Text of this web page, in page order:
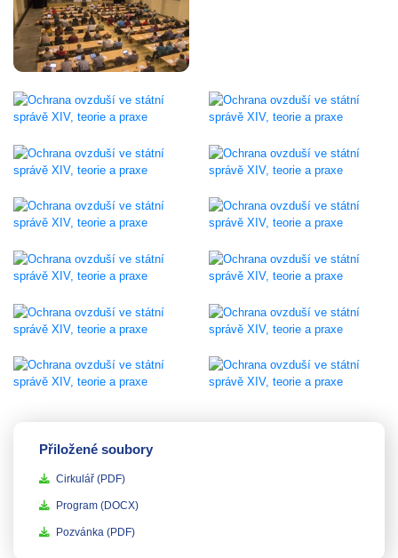
Přiložené soubory
Cirkulář(PDF)
Program(DOCX)
Pozvánka(PDF)